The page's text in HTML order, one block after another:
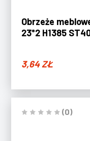
Obrzeże
23*2 H1385
3,64ZŁ
(0)